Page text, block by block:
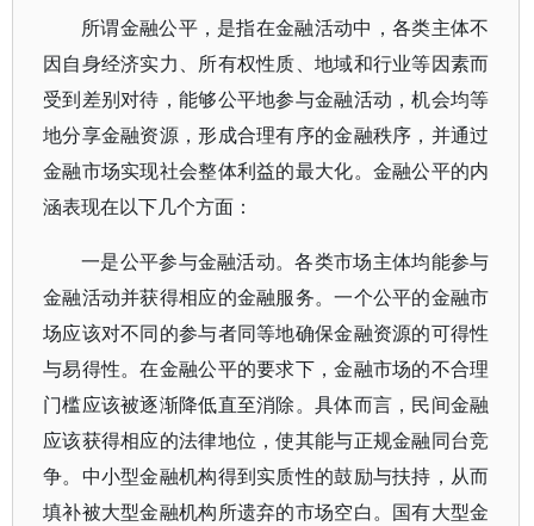
所谓金融公平，是指在金融活动中，各类主体不
因自身经济实力、所有权性质、地域和行业等因素而
受到差别对待，能够公平地参与金融活动，机会均等
地分享金融资源，形成合理有序的金融秩序，并通过
金融市场实现社会整体利益的最大化。金融公平的内
涵表现在以下几个方面：
一是公平参与金融活动。各类市场主体均能参与
金融活动并获得相应的金融服务。一个公平的金融市
场应该对不同的参与者同等地确保金融资源的可得性
与易得性。在金融公平的要求下，金融市场的不合理
门槛应该被逐渐降低直至消除。具体而言，民间金融
应该获得相应的法律地位，使其能与正规金融同台竞
争。中小型金融机构得到实质性的鼓励与扶持，从而
填补被大型金融机构所遗弃的市场空白。国有大型金